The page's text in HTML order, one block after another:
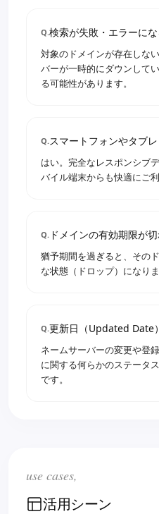
Q.検索が失敗・エラーに
対象のドメインが存在しな
バーが一時的にダウンして
る可能性があります。
Q.スマートフォンやタブ
はい。完全なレスポンシブ
バイル端末からも快適にご
Q. ドメインの有効期限が
猶予期間を過ぎると、その
な状態（ドロップ）になりま
Q.更新日（Updated Date
ネームサーバーの変更や登
に関する何らかのステータ
です。
use cases,
活用シーン